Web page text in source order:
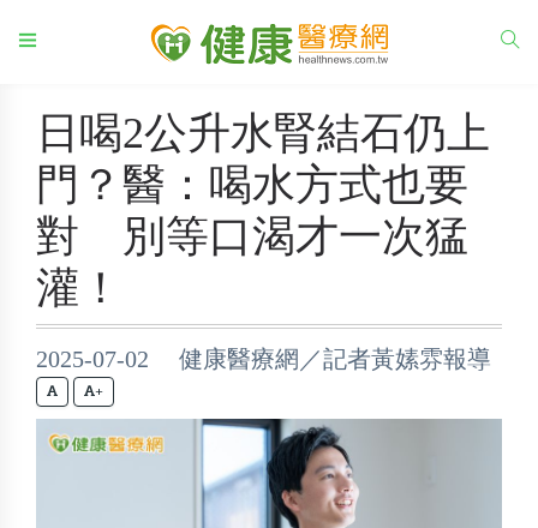
日喝2公升水腎結石仍上
門？醫：喝水方式也要
對 別等口渴才一次猛
灌！
2025-07-02 健康醫療網／記者黃嫊雰報導
+